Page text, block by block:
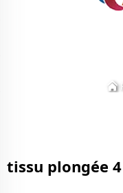
tissu plongée